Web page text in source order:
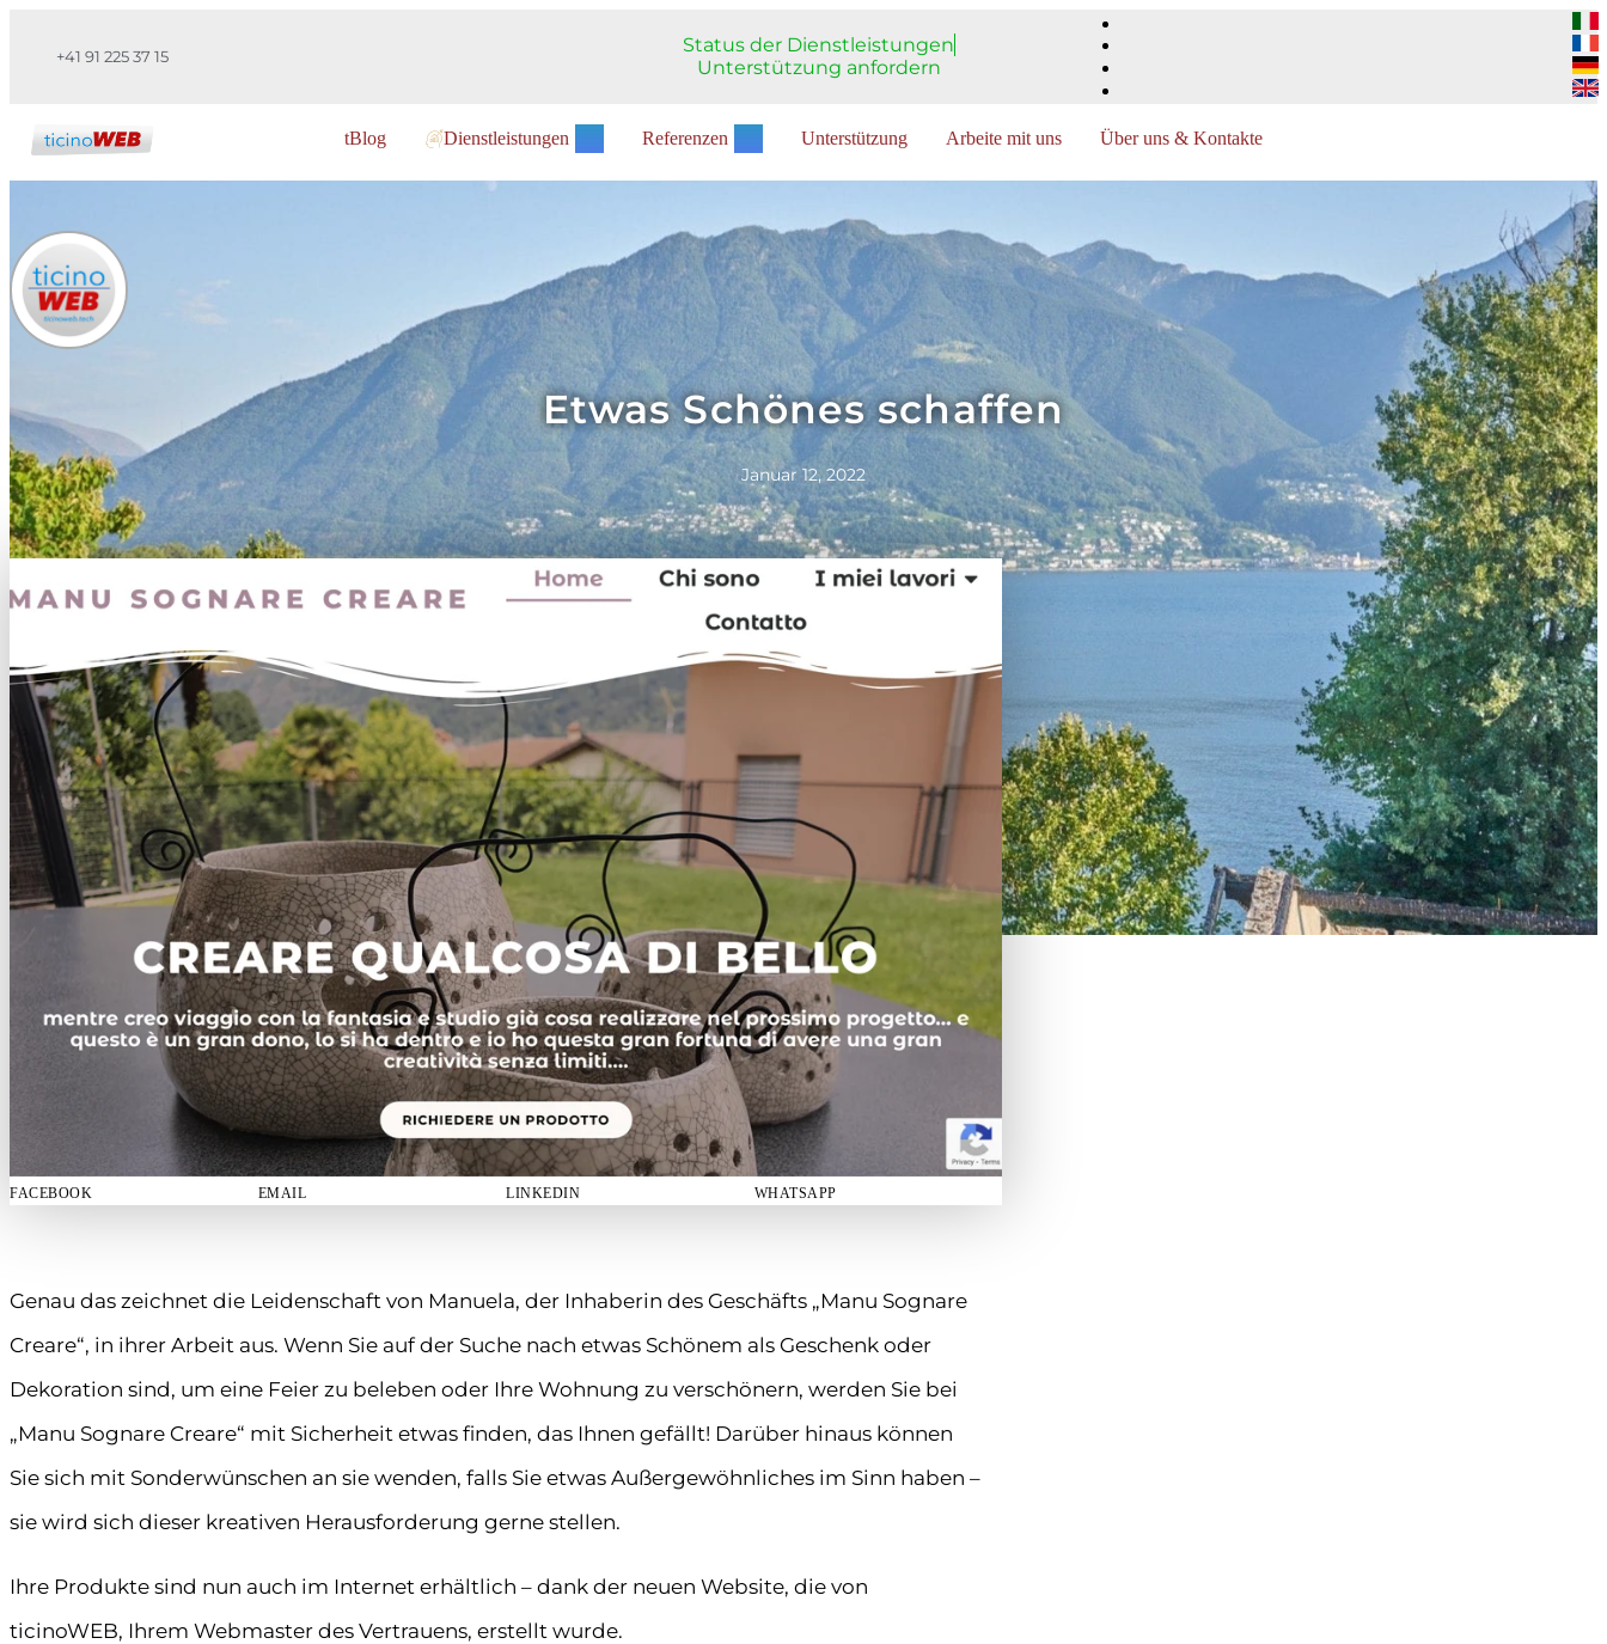
+41 91 225 37 15
Status der Dienstleistungen
Unterstützung anfordern
tBlog Dienstleistungen Referenzen Unterstützung Arbeite mit uns Über uns & Kontakte
Etwas Schönes schaffen
Januar 12, 2022
FACEBOOK EMAIL LINKEDIN WHATSAPP
Genau das zeichnet die Leidenschaft von Manuela, der Inhaberin des Geschäfts „Manu Sognare
Creare“, in ihrer Arbeit aus. Wenn Sie auf der Suche nach etwas Schönem als Geschenk oder
Dekoration sind, um eine Feier zu beleben oder Ihre Wohnung zu verschönern, werden Sie bei
„Manu Sognare Creare“ mit Sicherheit etwas finden, das Ihnen gefällt! Darüber hinaus können
Sie sich mit Sonderwünschen an sie wenden, falls Sie etwas Außergewöhnliches im Sinn haben –
sie wird sich dieser kreativen Herausforderung gerne stellen.
Ihre Produkte sind nun auch im Internet erhältlich – dank der neuen Website, die von
ticinoWEB, Ihrem Webmaster des Vertrauens, erstellt wurde.